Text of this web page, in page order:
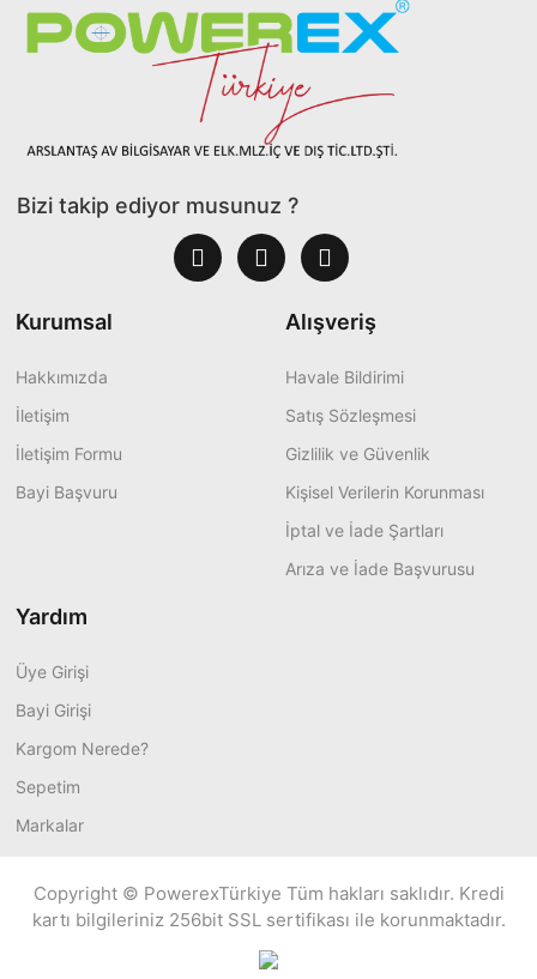
Bizi takip ediyor musunuz ?
Kurumsal
Hakkımızda
İletişim
İletişim Formu
Bayi Başvuru
Alışveriş
Havale Bildirimi
Satış Sözleşmesi
Gizlilik ve Güvenlik
Kişisel Verilerin Korunması
İptal ve İade Şartları
Arıza ve İade Başvurusu
Yardım
Üye Girişi
Bayi Girişi
Kargom Nerede?
Sepetim
Markalar
Copyright © PowerexTürkiye Tüm hakları saklıdır. Kredi
kartı bilgileriniz 256bit SSL sertifikası ile korunmaktadır.